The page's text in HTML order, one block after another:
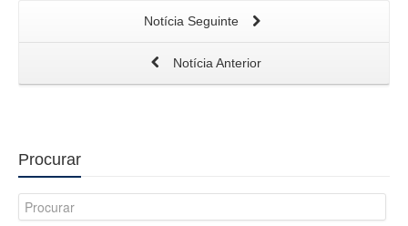
Notícia Seguinte
Notícia Anterior
Procurar